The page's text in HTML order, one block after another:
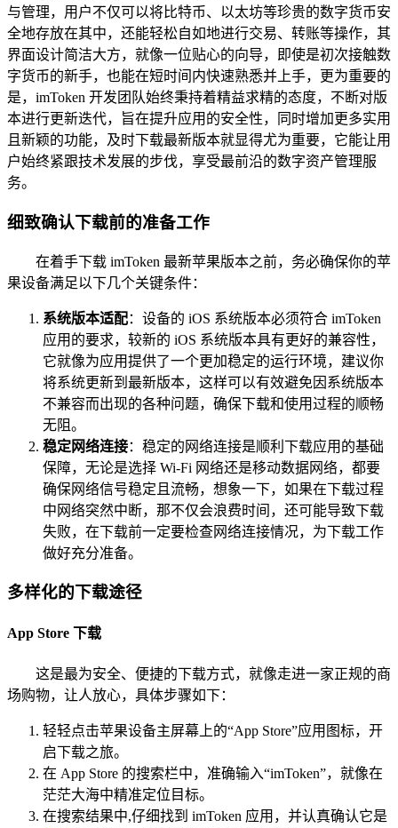
与管理，用户不仅可以将比特币、以太坊等珍贵的数字货币安
全地存放在其中，还能轻松自如地进行交易、转账等操作，其
界面设计简洁大方，就像一位贴心的向导，即使是初次接触数
字货币的新手，也能在短时间内快速熟悉并上手，更为重要的
是，imToken 开发团队始终秉持着精益求精的态度，不断对版
本进行更新迭代，旨在提升应用的安全性，同时增加更多实用
且新颖的功能，及时下载最新版本就显得尤为重要，它能让用
户始终紧跟技术发展的步伐，享受最前沿的数字资产管理服
务。
细致确认下载前的准备工作
在着手下载 imToken 最新苹果版本之前，务必确保你的苹
果设备满足以下几个关键条件：
系统版本适配：设备的 iOS 系统版本必须符合 imToken
应用的要求，较新的 iOS 系统版本具有更好的兼容性，
它就像为应用提供了一个更加稳定的运行环境，建议你
将系统更新到最新版本，这样可以有效避免因系统版本
不兼容而出现的各种问题，确保下载和使用过程的顺畅
无阻。
稳定网络连接：稳定的网络连接是顺利下载应用的基础
保障，无论是选择 Wi-Fi 网络还是移动数据网络，都要
确保网络信号稳定且流畅，想象一下，如果在下载过程
中网络突然中断，那不仅会浪费时间，还可能导致下载
失败，在下载前一定要检查网络连接情况，为下载工作
做好充分准备。
多样化的下载途径
App Store 下载
这是最为安全、便捷的下载方式，就像走进一家正规的商
场购物，让人放心，具体步骤如下：
轻轻点击苹果设备主屏幕上的“App Store”应用图标，开
启下载之旅。
在 App Store 的搜索栏中，准确输入“imToken”，就像在
茫茫大海中精准定位目标。
在搜索结果中,仔细找到 imToken 应用，并认真确认它是